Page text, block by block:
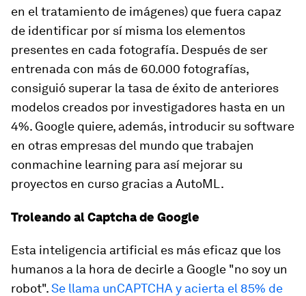
en el tratamiento de imágenes) que fuera capaz
de identificar por sí misma los elementos
presentes en cada fotografía. Después de ser
entrenada con más de 60.000 fotografías,
consiguió superar la tasa de éxito de anteriores
modelos creados por investigadores hasta en un
4%. Google quiere, además, introducir su software
en otras empresas del mundo que trabajen
conmachine learning para así mejorar su
proyectos en curso gracias a AutoML.
Troleando al Captcha de Google
Esta inteligencia artificial es más eficaz que los
humanos a la hora de decirle a Google "no soy un
robot".Se llama unCAPTCHA y acierta el 85% de